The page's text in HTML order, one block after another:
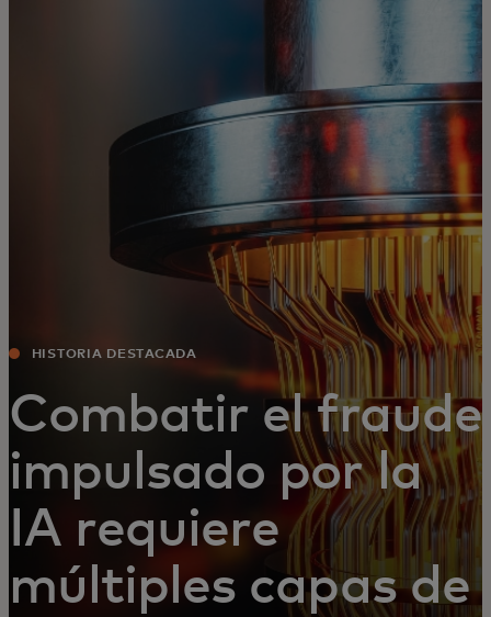
Para empresas
Para innovadores
Noticias y tendencias
HISTORIA DESTACADA
Combatir el fraude
impulsado por la
IA requiere
múltiples capas de